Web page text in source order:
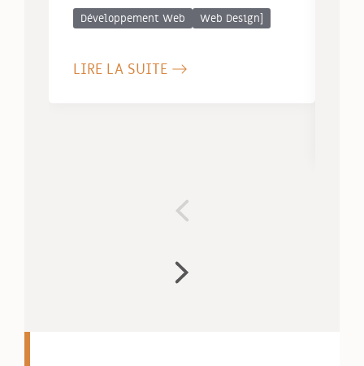
Développement Web Web Design]
LIRE LA SUITE